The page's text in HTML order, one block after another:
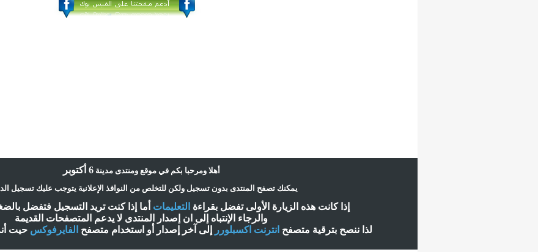
أهلا ومرحبا بكم في موقع ومنتدى مدينة6 أكتوبر
يمكنك تصفح المنتدى بدون تسجيل ولكن للتخلص من النوافذ الإعلانية يتوجب عليك تسجيل
إذا كانت هذه الزيارة الأولى تفضل بقراءة التعليمات ما إذا كنت تريد التسجيل فتفضل
والرجاء الإنتباه إلى ان إصدار المنتدى لا يدعم المتصفحات القديمة
لذا ننصح بترقية متصفح انترنت اكسبلورر إلى آخر إصدار أو استخدام متصفح الفايرفوكس حيت أ